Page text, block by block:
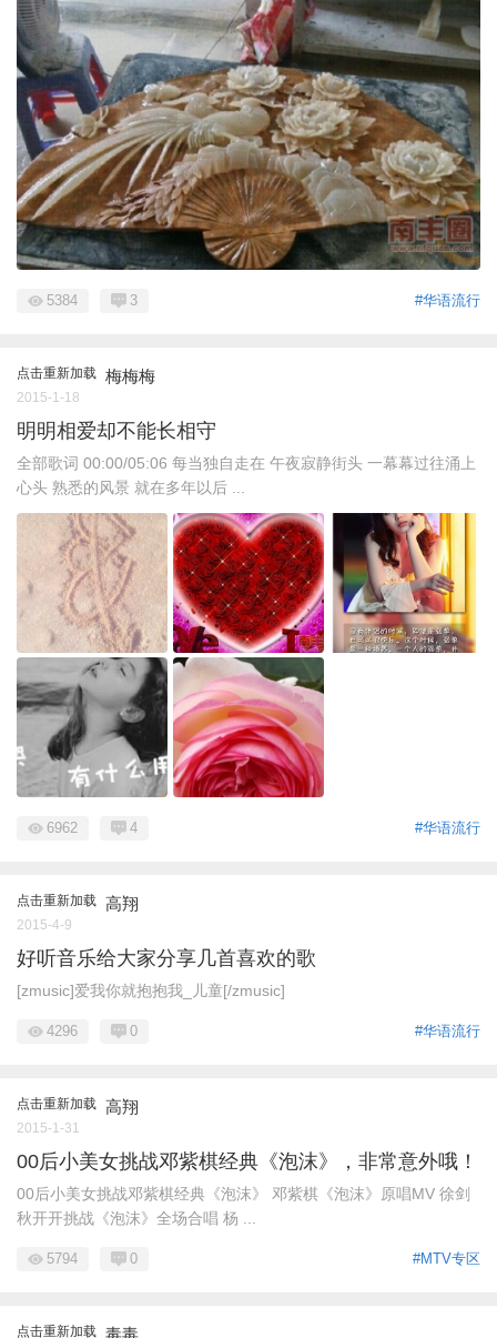
#华语流行
5384 3
点击重新加载 梅梅梅
2015-1-18
明明相爱却不能长相守
全部歌词 00:00/05:06 每当独自走在 午夜寂静街头 一幕幕过往涌上
心头 熟悉的风景 就在多年以后 ...
#华语流行
6962 4
点击重新加载 高翔
2015-4-9
好听音乐给大家分享几首喜欢的歌
[zmusic]爱我你就抱抱我_儿童[/zmusic]
#华语流行
4296 0
点击重新加载 高翔
2015-1-31
00后小美女挑战邓紫棋经典《泡沫》，非常意外哦！
00后小美女挑战邓紫棋经典《泡沫》 邓紫棋《泡沫》原唱MV 徐剑
秋开开挑战《泡沫》全场合唱 杨 ...
#MTV专区
5794 0
点击重新加载 毒毒